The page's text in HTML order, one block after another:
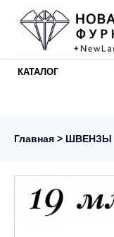
КАТАЛОГ
Главная > ШВЕНЗЫ